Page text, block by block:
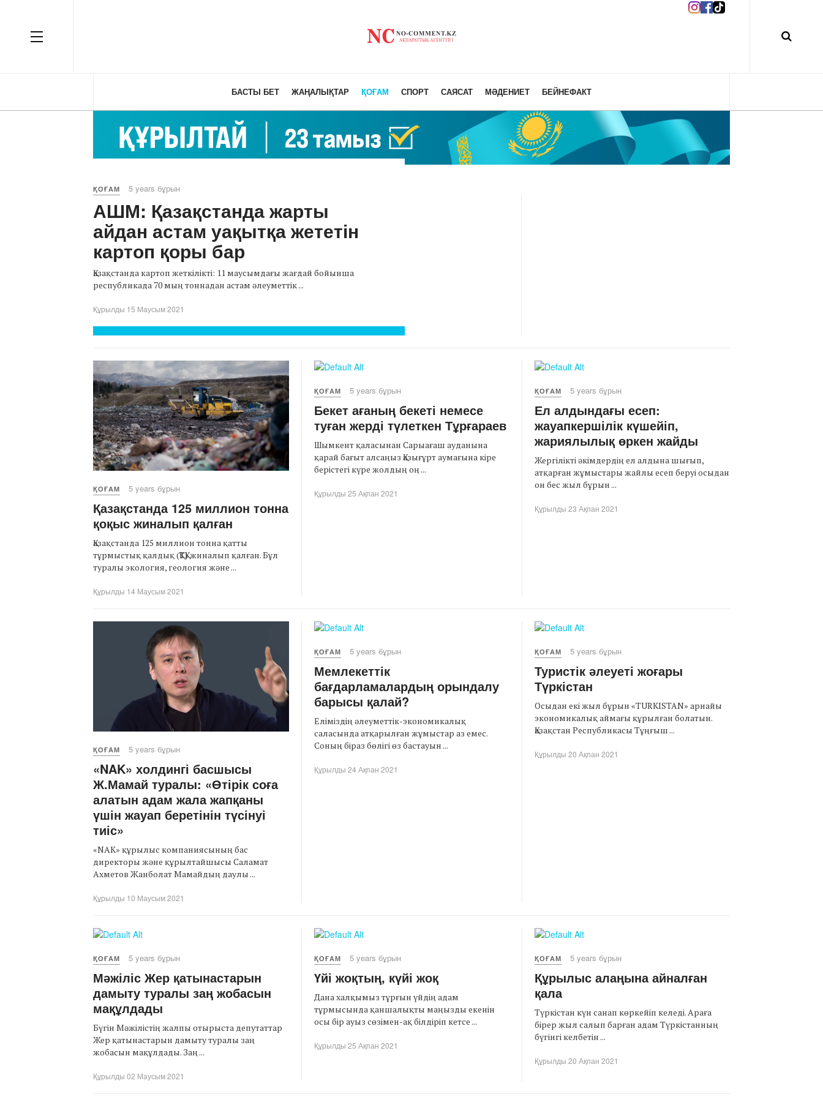
OFF CANVAS
БАСТЫ БЕТ ЖАҢАЛЫҚТАР ҚОҒАМ СПОРТ САЯСАТ МӘДЕНИЕТ БЕЙНЕФАКТ
ҚОҒАМ 5 years бұрын
АШМ: Қазақстанда жарты
айдан астам уақытқа жететін
картоп қоры бар
Қазақстанда картоп жеткілікті: 11 маусымдағы жағдай бойынша
республикада 70 мың тоннадан астам әлеуметтік ...
Құрылды 15 Маусым 2021
ҚОҒАМ 5 years бұрын
Қазақстанда 125 миллион тонна
қоқыс жиналып қалған
Қазақстанда 125 миллион тонна қатты
тұрмыстық қалдық (ҚТҚ) жиналып қалған. Бұл
туралы экология, геология және ...
Құрылды 14 Маусым 2021
ҚОҒАМ 5 years бұрын
Бекет ағаның бекеті немесе
туған жерді түлеткен Тұрғараев
Шымкент қаласынан Сарыағаш ауданына
қарай бағыт алсаңыз Қазығұрт аумағына кіре
берістегі күре жолдың оң ...
Құрылды 25 Ақпан 2021
ҚОҒАМ 5 years бұрын
Ел алдындағы есеп:
жауапкершілік күшейіп,
жариялылық өркен жайды
Жергілікті әкімдердің ел алдына шығып,
атқарған жұмыстары жайлы есеп беруі осыдан
он бес жыл бұрын ...
Құрылды 23 Ақпан 2021
ҚОҒАМ 5 years бұрын
«NAK» холдингі басшысы
Ж.Мамай туралы: «Өтірік соға
алатын адам жала жапқаны
үшін жауап беретінін түсінуі
тиіс»
«NAK» құрылыс компаниясының бас
директоры және құрылтайшысы Саламат
Ахметов Жанболат Мамайдың даулы ...
Құрылды 10 Маусым 2021
ҚОҒАМ 5 years бұрын
Мемлекеттік
бағдарламалардың орындалу
барысы қалай?
Еліміздің әлеуметтік-экономикалық
саласында атқарылған жұмыстар аз емес.
Соның біраз бөлігі өз бастауын ...
Құрылды 24 Ақпан 2021
ҚОҒАМ 5 years бұрын
Туристік әлеуеті жоғары
Түркістан
Осыдан екі жыл бұрын «TURKISTAN» арнайы
экономикалық аймағы құрылған болатын.
Қазақстан Республикасы Тұңғыш ...
Құрылды 20 Ақпан 2021
ҚОҒАМ 5 years бұрын
Мәжіліс Жер қатынастарын
дамыту туралы заң жобасын
мақұлдады
Бүгін Мәжілістің жалпы отырыста депутаттар
Жер қатынастарын дамыту туралы заң
жобасын мақұлдады. Заң ...
Құрылды 02 Маусым 2021
ҚОҒАМ 5 years бұрын
Үйі жоқтың, күйі жоқ
Дана халқымыз тұрғын үйдің адам
тұрмысында қаншалықты маңызды екенін
осы бір ауыз сөзімен-ақ білдіріп кетсе ...
Құрылды 25 Ақпан 2021
ҚОҒАМ 5 years бұрын
Құрылыс алаңына айналған
қала
Түркістан күн санап көркейіп келеді. Араға
бірер жыл салып барған адам Түркістанның
бүгінгі келбетін ...
Құрылды 20 Ақпан 2021